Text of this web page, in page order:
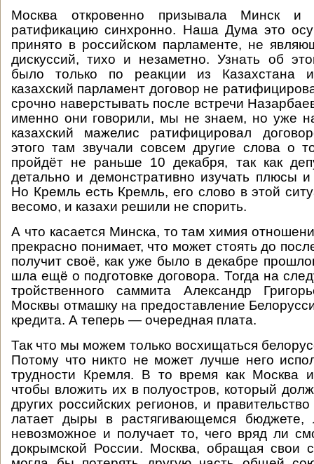
Москва откровенно призывала Минск и
ратификацию синхронно. Наша Дума это
принято в российском парламенте, не
дискуссий, тихо и незаметно. Узнать об
было только по реакции из Казахстана
казахский парламент договор не
срочно наверстывать после встречи
именно они говорили, мы не знаем, но уже
казахский мажелис ратифицировал
этого там звучали совсем другие слова о
пройдёт не раньше 10 декабря, так как
детально и демонстративно изучать плюсы
Но Кремль есть Кремль, его слово в этой
весомо, и казахи решили не спорить.
А что касается Минска, то там химия
прекрасно понимает, что может стоять до
получит своё, как уже было в декабре
шла ещё о подготовке договора. Тогда на
тройственного саммита Александр
Москвы отмашку на предоставление
кредита. А теперь — очередная плата.
Так что мы можем только восхищаться
Потому что никто не может лучше него
трудности Кремля. В то время как Москва
чтобы вложить их в полуостров, который
других российских регионов, и
латает дыры в растягивающемся бюджете,
невозможное и получает то, чего вряд ли
докрымской России. Москва, обращая свои